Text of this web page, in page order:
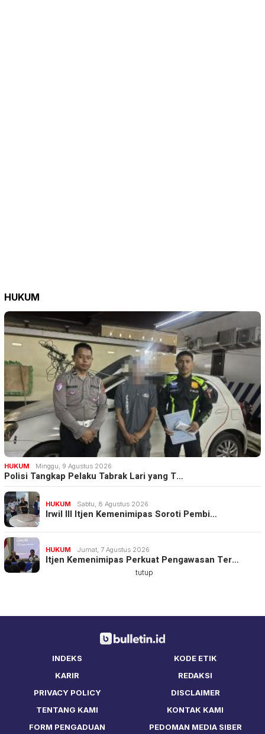
HUKUM
HUKUM Minggu, 9 Agustus 2026
Polisi Tangkap Pelaku Tabrak Lari yang T…
HUKUM Sabtu, 8 Agustus 2026
Irwil III Itjen Kemenimipas Soroti Pembi…
HUKUM Jumat, 7 Agustus 2026
Itjen Kemenimipas Perkuat Pengawasan Ter…
INDEKS
KODE ETIK
KARIR
REDAKSI
PRIVACY POLICY
DISCLAIMER
TENTANG KAMI
KONTAK KAMI
FORM PENGADUAN
PEDOMAN MEDIA SIBER
tutup